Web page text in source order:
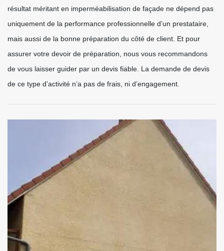
résultat méritant en imperméabilisation de façade ne dépend pas
uniquement de la performance professionnelle d’un prestataire,
mais aussi de la bonne préparation du côté de client. Et pour
assurer votre devoir de préparation, nous vous recommandons
de vous laisser guider par un devis fiable. La demande de devis
de ce type d’activité n’a pas de frais, ni d’engagement.